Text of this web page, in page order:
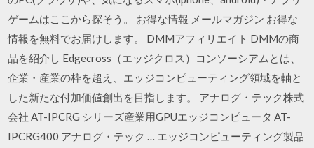
ゲームはここから探そう。 お得な情報 メールマガジン お得な
情報を無料でお届けします。 DMMアフィリエイト DMMの商
品を紹介し Edgecross（エッジクロス）コンソーシアムとは、
企業・産業の枠を超え、エッジコンピューティング領域を軸と
した新たな付加価値創出を目指します。 アナログ・テック株式
会社 AT-IPCRG シリーズ産業用GPUエッジコンピュータ AT-
IPCRG400 アナログ・テック … エッジコンピューティング製品